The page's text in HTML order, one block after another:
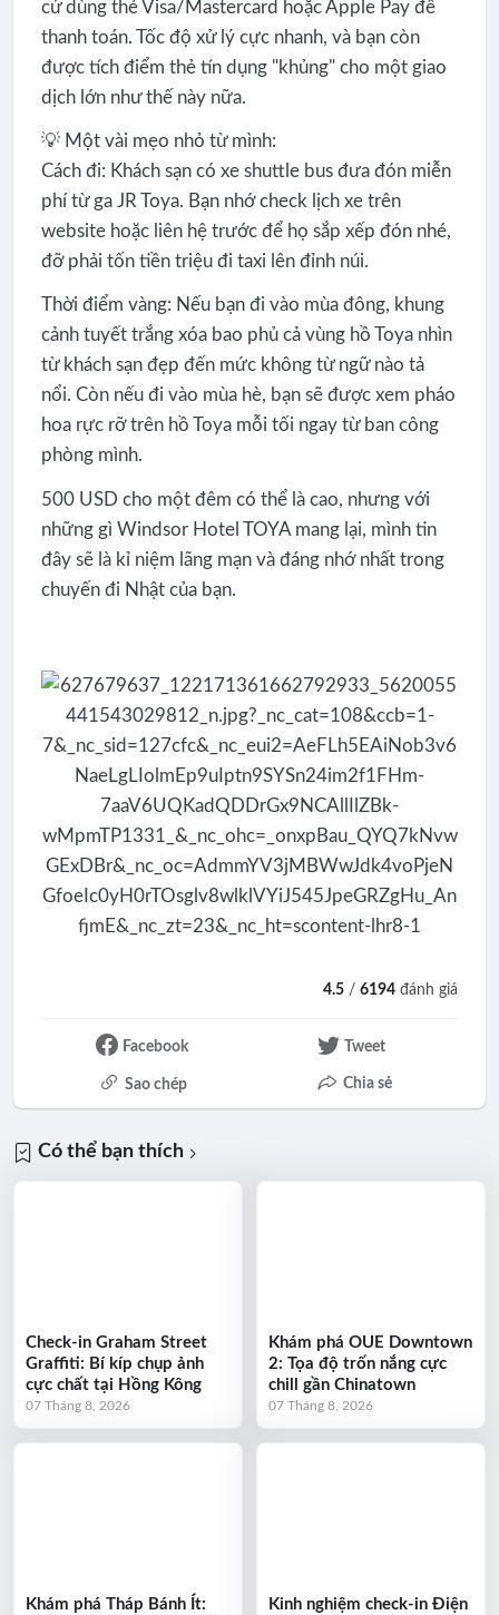
cứ dùng thẻ Visa/Mastercard hoặc Apple Pay để
thanh toán. Tốc độ xử lý cực nhanh, và bạn còn
được tích điểm thẻ tín dụng "khủng" cho một giao
dịch lớn như thế này nữa.
💡 Một vài mẹo nhỏ từ mình:
Cách đi: Khách sạn có xe shuttle bus đưa đón miễn
phí từ ga JR Toya. Bạn nhớ check lịch xe trên
website hoặc liên hệ trước để họ sắp xếp đón nhé,
đỡ phải tốn tiền triệu đi taxi lên đỉnh núi.
Thời điểm vàng: Nếu bạn đi vào mùa đông, khung
cảnh tuyết trắng xóa bao phủ cả vùng hồ Toya nhìn
từ khách sạn đẹp đến mức không từ ngữ nào tả
nổi. Còn nếu đi vào mùa hè, bạn sẽ được xem pháo
hoa rực rỡ trên hồ Toya mỗi tối ngay từ ban công
phòng mình.
500 USD cho một đêm có thể là cao, nhưng với
những gì Windsor Hotel TOYA mang lại, mình tin
đây sẽ là kỉ niệm lãng mạn và đáng nhớ nhất trong
chuyến đi Nhật của bạn.
4.5 /6194 đánh giá
Facebook Tweet
Sao chép Chia sẻ
Có thể bạn thích
Check-in Graham Street
Graffiti: Bí kíp chụp ảnh
cực chất tại Hồng Kông
07 Tháng 8, 2026
Khám phá OUE Downtown
2: Tọa độ trốn nắng cực
chill gần Chinatown
07 Tháng 8, 2026
Khám phá Tháp Bánh Ít:
Kinh nghiệm check-in Điện